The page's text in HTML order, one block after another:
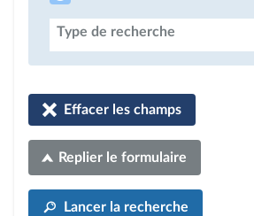
Type de recherche
Effacer les champs
Replier le formulaire
Lancer la recherche